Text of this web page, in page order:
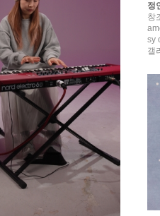
정
창
sy
갤